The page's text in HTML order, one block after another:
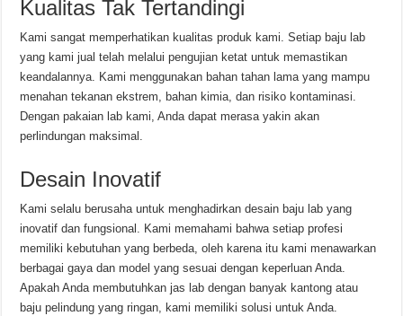
Kualitas Tak Tertandingi
Kami sangat memperhatikan kualitas produk kami. Setiap baju lab
yang kami jual telah melalui pengujian ketat untuk memastikan
keandalannya. Kami menggunakan bahan tahan lama yang mampu
menahan tekanan ekstrem, bahan kimia, dan risiko kontaminasi.
Dengan pakaian lab kami, Anda dapat merasa yakin akan
perlindungan maksimal.
Desain Inovatif
Kami selalu berusaha untuk menghadirkan desain baju lab yang
inovatif dan fungsional. Kami memahami bahwa setiap profesi
memiliki kebutuhan yang berbeda, oleh karena itu kami menawarkan
berbagai gaya dan model yang sesuai dengan keperluan Anda.
Apakah Anda membutuhkan jas lab dengan banyak kantong atau
baju pelindung yang ringan, kami memiliki solusi untuk Anda.